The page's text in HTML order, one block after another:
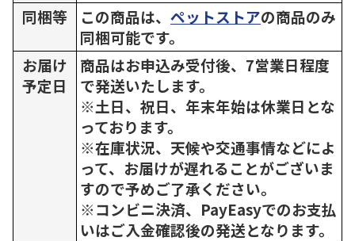
同梱等
この商品は、 ペットストアの商品のみ
同梱可能です。
お届け
予定日
商品はお申込み受付後、7営業日程度
で発送いたします。
※土日、祝日、年末年始は休業日とな
っております。
※在庫状況、天候や交通事情などによ
って、お届けが遅れることがございま
すので予めご了承ください。
※コンビニ決済、PayEasyでのお支払
いはご入金確認後の発送となります。